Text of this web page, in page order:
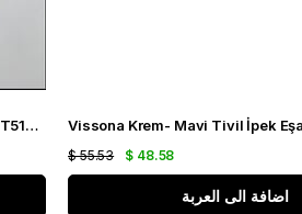
Vissona Tivil Benetton Yeşili İpek Eşarp IST51791-4-0001-0035 Siyah Karışık Desen
$ 48.58
$ 55.53
اضافة الى العربة